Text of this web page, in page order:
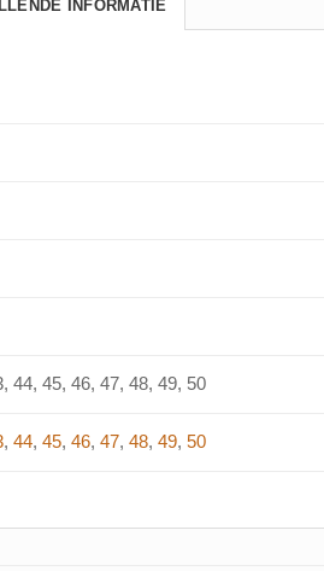
INFORMATIE
44, 45, 46, 47, 48, 49, 50
,44,45,46,47,48,49,50